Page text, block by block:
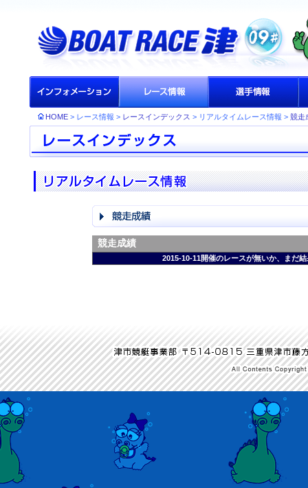
HOME > レース情報 > レースインデックス > リアルタイムレース情報 > 競走
競走成績
2015-10-11開催のレースが無いか、まだ